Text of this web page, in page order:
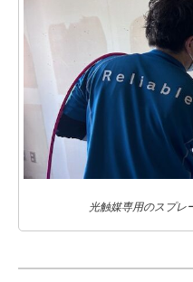
光触媒専用のスプレ